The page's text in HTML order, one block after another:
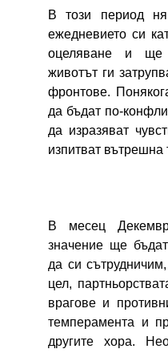
В този период
ежедневието си
оцеляване и ще
животът ги
фронтове.
да бъдат по-
да изразяват
изпитват вътрешна
В месец
значение ще
да си
цел,
врагове и
темперамента и
другите хора.